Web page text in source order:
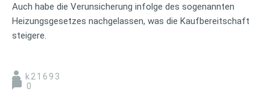
Auch habe die Verunsicherung infolge des sogenannten
Heizungsgesetzes nachgelassen, was die Kaufbereitschaft
steigere.
k21693
0